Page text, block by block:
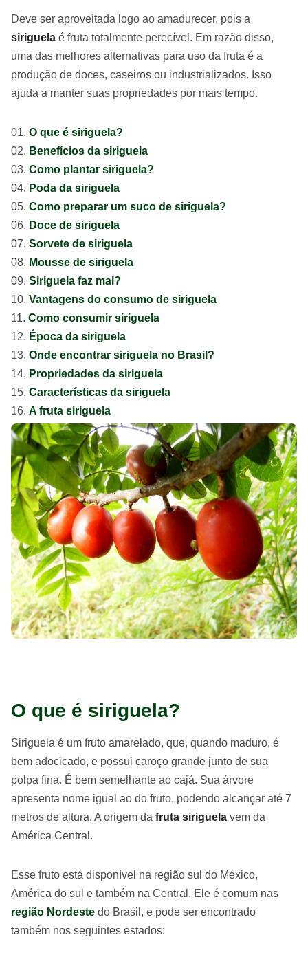
Deve ser aproveitada logo ao amadurecer, pois a
siriguela é fruta totalmente perecível. Em razão disso,
uma das melhores alternativas para uso da fruta é a
produção de doces, caseiros ou industrializados. Isso
ajuda a manter suas propriedades por mais tempo.
O que é siriguela?
Benefícios da siriguela
Como plantar siriguela?
Poda da siriguela
Como preparar um suco de siriguela?
Doce de siriguela
Sorvete de siriguela
Mousse de siriguela
Siriguela faz mal?
Vantagens do consumo de siriguela
Como consumir siriguela
Época da siriguela
Onde encontrar siriguela no Brasil?
Propriedades da siriguela
Características da siriguela
A fruta siriguela
O que é siriguela?
Siriguela é um fruto amarelado, que, quando maduro, é
bem adocicado, e possui caroço grande junto de sua
polpa fina. É bem semelhante ao cajá. Sua árvore
apresenta nome igual ao do fruto, podendo alcançar até 7
metros de altura. A origem da fruta siriguela vem da
América Central.
Esse fruto está disponível na região sul do México,
América do sul e também na Central. Ele é comum nas
região Nordeste do Brasil, e pode ser encontrado
também nos seguintes estados: